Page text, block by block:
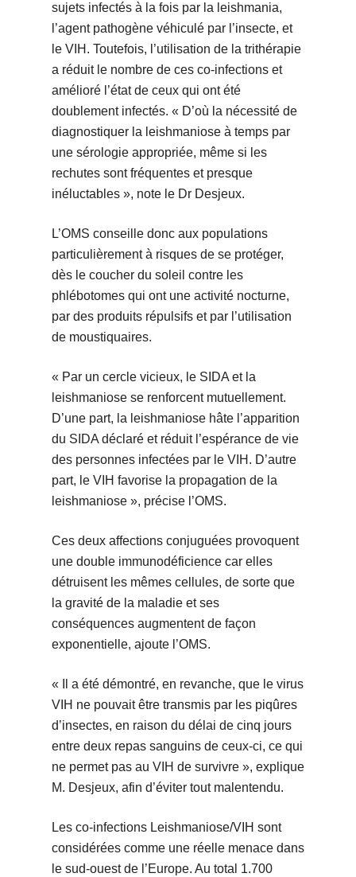
sujets infectés à la fois par la leishmania,
l’agent pathogène véhiculé par l’insecte, et
le VIH. Toutefois, l’utilisation de la trithérapie
a réduit le nombre de ces co-infections et
amélioré l’état de ceux qui ont été
doublement infectés. « D’où la nécessité de
diagnostiquer la leishmaniose à temps par
une sérologie appropriée, même si les
rechutes sont fréquentes et presque
inéluctables », note le Dr Desjeux.
L’OMS conseille donc aux populations
particulièrement à risques de se protéger,
dès le coucher du soleil contre les
phlébotomes qui ont une activité nocturne,
par des produits répulsifs et par l’utilisation
de moustiquaires.
« Par un cercle vicieux, le SIDA et la
leishmaniose se renforcent mutuellement.
D’une part, la leishmaniose hâte l’apparition
du SIDA déclaré et réduit l’espérance de vie
des personnes infectées par le VIH. D’autre
part, le VIH favorise la propagation de la
leishmaniose », précise l’OMS.
Ces deux affections conjuguées provoquent
une double immunodéficience car elles
détruisent les mêmes cellules, de sorte que
la gravité de la maladie et ses
conséquences augmentent de façon
exponentielle, ajoute l’OMS.
« Il a été démontré, en revanche, que le virus
VIH ne pouvait être transmis par les piqûres
d’insectes, en raison du délai de cinq jours
entre deux repas sanguins de ceux-ci, ce qui
ne permet pas au VIH de survivre », explique
M. Desjeux, afin d’éviter tout malentendu.
Les co-infections Leishmaniose/VIH sont
considérées comme une réelle menace dans
le sud-ouest de l’Europe. Au total 1.700